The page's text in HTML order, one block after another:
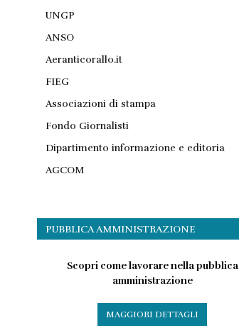
UNGP
ANSO
Aeranticorallo.it
FIEG
Associazioni di stampa
Fondo Giornalisti
Dipartimento informazione e editoria
AGCOM
PUBBLICA AMMINISTRAZIONE
Scopri come lavorare nella pubblica
amministrazione
MAGGIORI DETTAGLI